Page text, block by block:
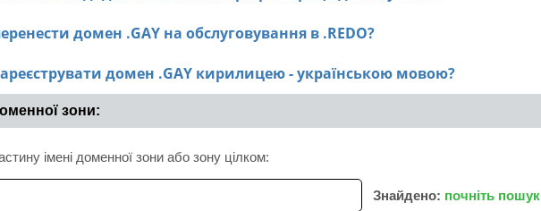
домен .GAY на обслуговування в .REDO?
домен .GAY кирилицею - українською мовою?
зони:
імені доменної зони або зону цілком:
Знайдено: почніть пошук